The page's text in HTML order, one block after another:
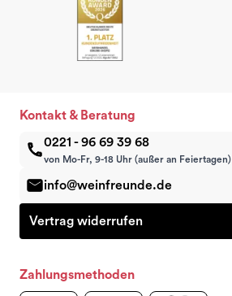
Kontakt & Beratung
0221 - 96 69 39 68
von Mo-Fr, 9-18 Uhr (außer an Feiertagen)
info@weinfreunde.de
Vertrag widerrufen
Zahlungsmethoden